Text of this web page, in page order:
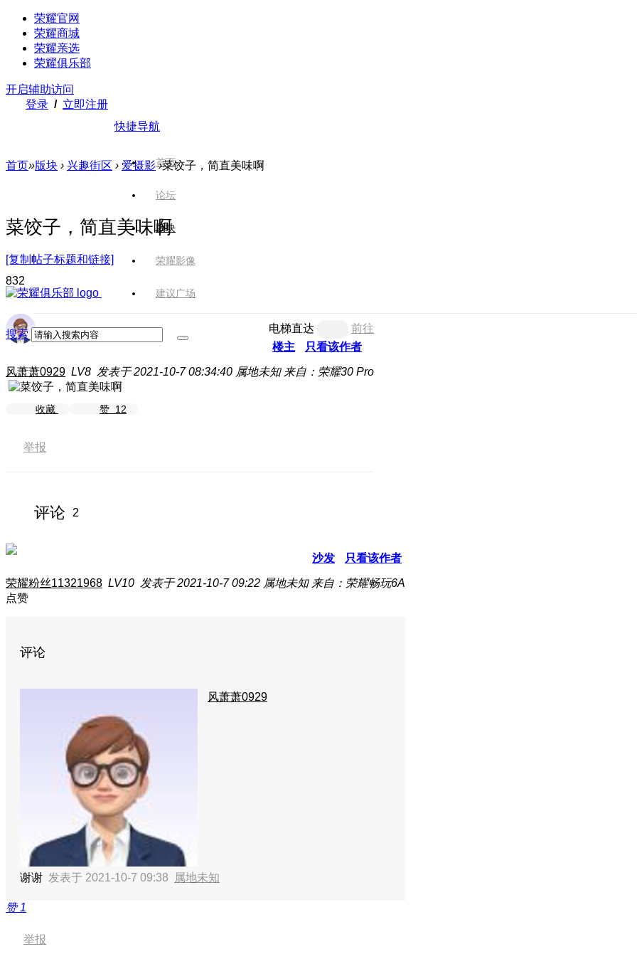
荣耀官网
荣耀商城
荣耀亲选
荣耀俱乐部
开启辅助访问
登录 / 立即注册
快捷导航
首页
论坛
版块
荣耀影像
建议广场
搜索
首页»版块 › 兴趣街区 › 爱摄影 ›菜饺子，简直美味啊
菜饺子，简直美味啊
[复制帖子标题和链接]
832
电梯直达
前往
楼主
只看该作者
风萧萧0929 LV8 发表于 2021-10-7 08:34:40 属地未知 来自：荣耀30 Pro
收藏 赞 12
举报
评论 2
沙发 只看该作者
荣耀粉丝11321968 LV10 发表于 2021-10-7 09:22 属地未知 来自：荣耀畅玩6A
点赞
评论
风萧萧0929
谢谢 发表于 2021-10-7 09:38 属地未知
赞1
举报